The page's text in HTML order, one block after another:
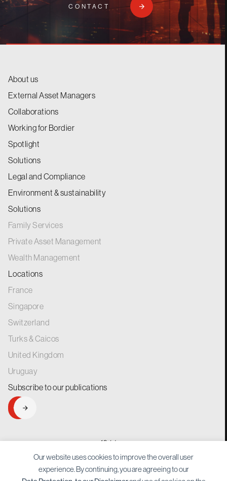
CONTACT
About us
External Asset Managers
Collaborations
Working for Bordier
Spotlight
Solutions
Legal and Compliance
Environment & sustainability
Solutions
Family Services
Private Asset Management
Wealth Management
Locations
France
Singapore
Switzerland
Turks & Caicos
United Kingdom
Uruguay
Subscribe to ourpublications
SIGNUP
for generations.
Our website uses cookies to improve the overall user
experience. By continuing, you are agreeing to our